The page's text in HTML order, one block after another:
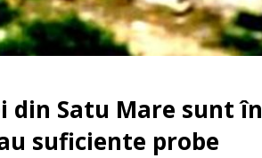
din Satu Mare sunt în
suficiente probe